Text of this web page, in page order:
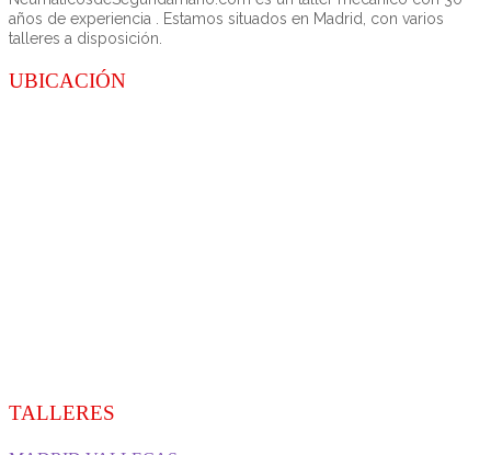
años de experiencia . Estamos situados en Madrid, con varios
talleres a disposición.
UBICACIÓN
TALLERES